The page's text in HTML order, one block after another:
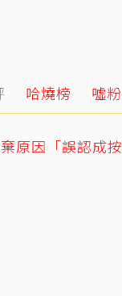
哈燒榜 噓粉
原因「誤認成按